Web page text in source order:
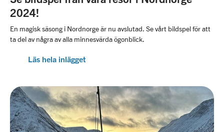
2024!
En magisk säsong i Nordnorge är nu avslutad. Se vårt bildspel för att
ta del av några av alla minnesvärda ögonblick.
Läs hela inlägget